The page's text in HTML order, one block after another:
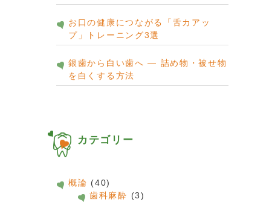
お口の健康につながる「舌カアッ
プ」トレーニング3選
銀歯から白い歯へ ― 詰め物・被せ物
を白くする方法
カテゴリー
概論 (40)
歯科麻酔 (3)